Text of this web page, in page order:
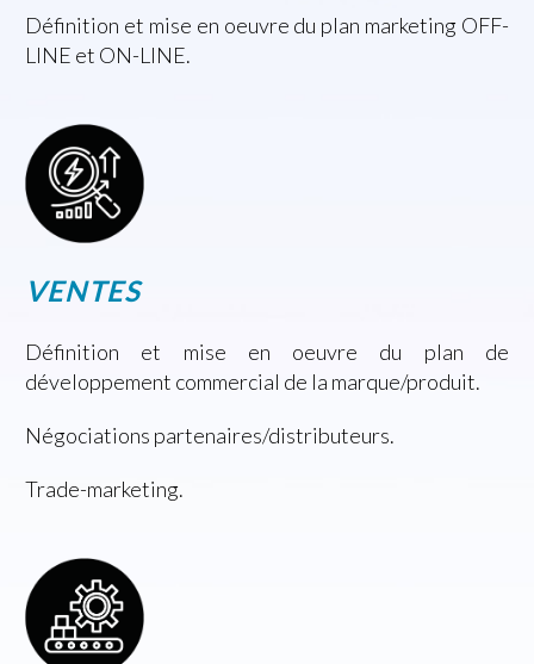
Définition et mise en oeuvre du plan marketing OFF-
LINE et ON-LINE.
VENTES
Définition et mise en oeuvre du plan de
développement commercial de la marque/produit.
Négociations partenaires/distributeurs.
Trade-marketing.